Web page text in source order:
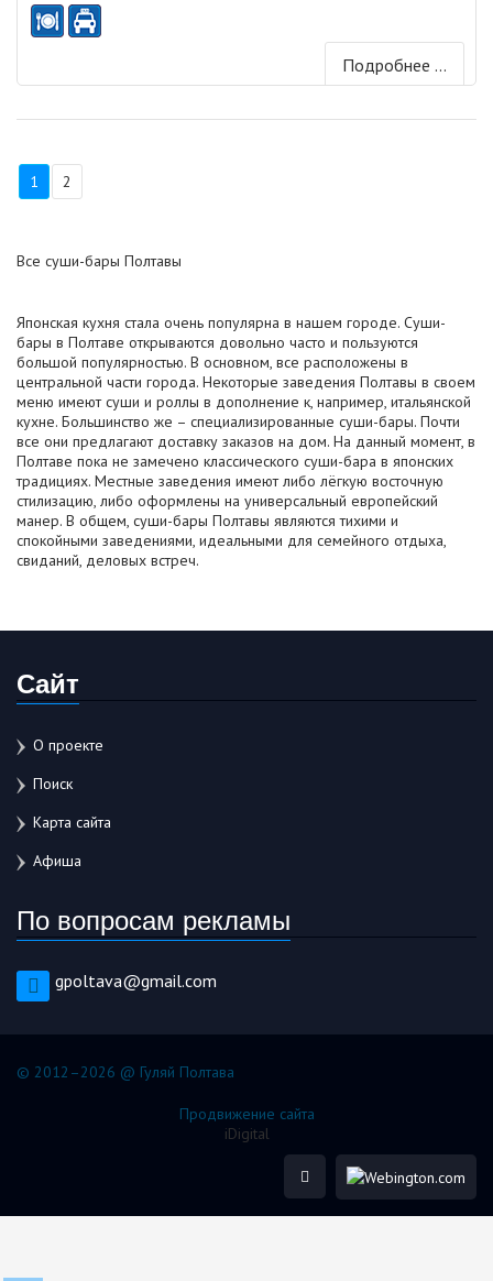
Подробнее ...
1 2
Все суши-бары Полтавы
Японская кухня стала очень популярна в нашем городе. Суши-
бары в Полтаве открываются довольно часто и пользуются
большой популярностью. В основном, все расположены в
центральной части города. Некоторые заведения Полтавы в своем
меню имеют суши и роллы в дополнение к, например, итальянской
кухне. Большинство же – специализированные суши-бары. Почти
все они предлагают доставку заказов на дом. На данный момент, в
Полтаве пока не замечено классического суши-бара в японских
традициях. Местные заведения имеют либо лёгкую восточную
стилизацию, либо оформлены на универсальный европейский
манер. В общем, суши-бары Полтавы являются тихими и
спокойными заведениями, идеальными для семейного отдыха,
свиданий, деловых встреч.
Сайт
О проекте
Поиск
Карта сайта
Афиша
По вопросам рекламы
gpoltava@gmail.com
© 2012–2026 @ Гуляй Полтава
Продвижение сайта
iDigital